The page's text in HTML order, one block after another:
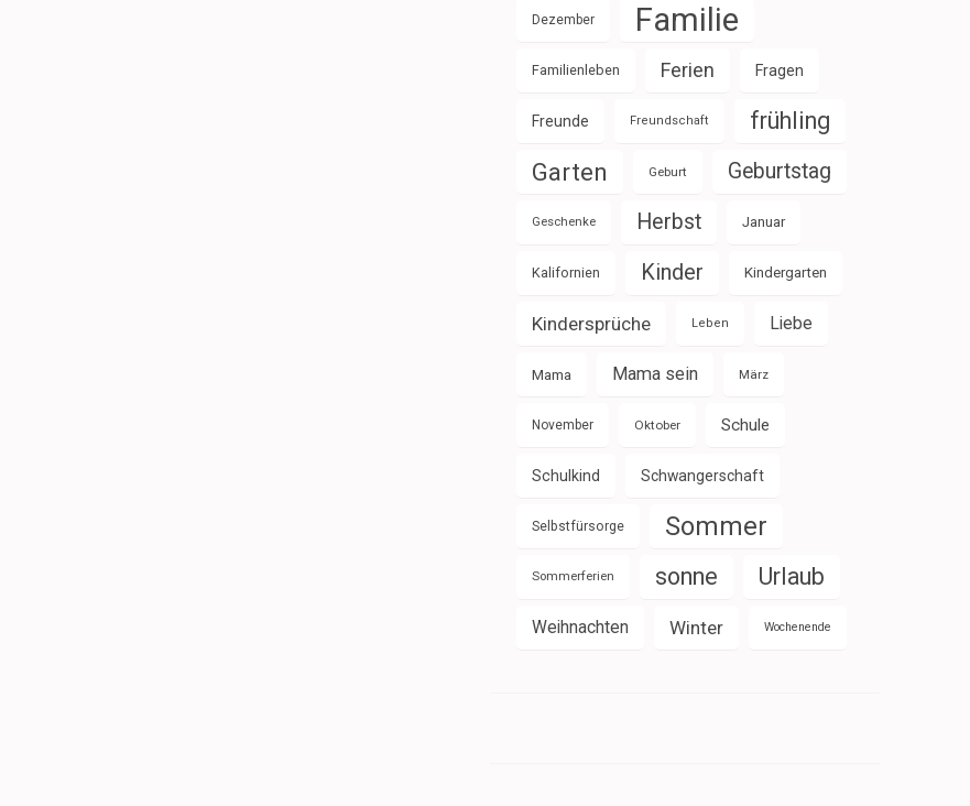
Dezember Familie
Familienleben Ferien Fragen
Freunde Freundschaft frühling
Garten Geburt Geburtstag
Geschenke Herbst Januar
Kalifornien Kinder Kindergarten
Kindersprüche Leben Liebe
Mama Mama sein März
November Oktober Schule
Schulkind Schwangerschaft
Selbstfürsorge Sommer
Sommerferien sonne Urlaub
Weihnachten Winter Wochenende